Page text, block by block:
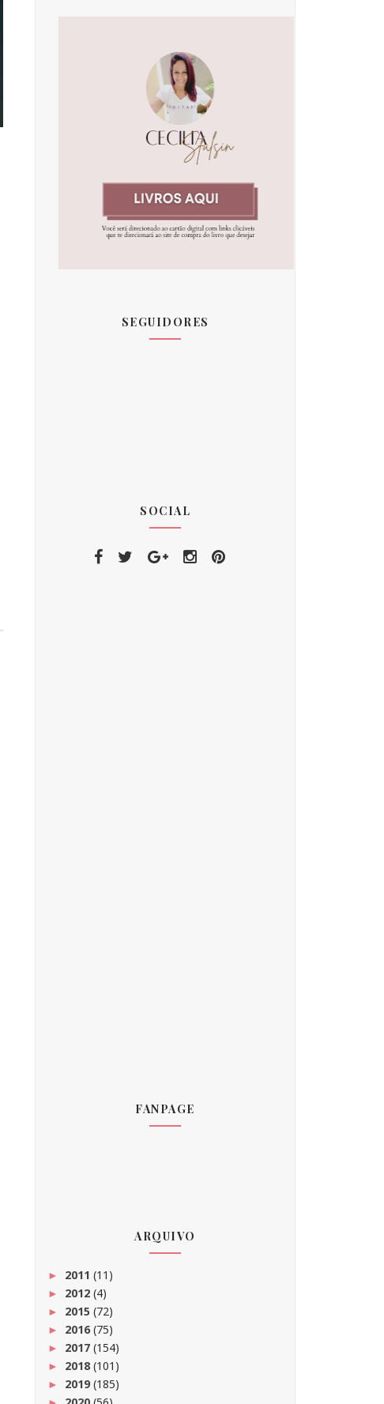
SEGUIDORES
SOCIAL
FANPAGE
ARQUIVO
► 2011 (11)
► 2012 (4)
► 2015 (72)
► 2016(75)
► 2017 (154)
► 2018 (101)
► 2019(185)